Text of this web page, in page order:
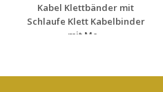
Kabel Klettbänder mit
Schlaufe Klett Kabelbinder
mit Me...
anfragen